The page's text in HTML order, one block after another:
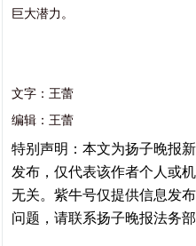
巨大潜力。
文字：王蕾
编辑：王蕾
特别声明：本文为扬子晚报
发布，仅代表该作者个人或
无关。紫牛号仅提供信息发
问题，请联系扬子晚报法务部